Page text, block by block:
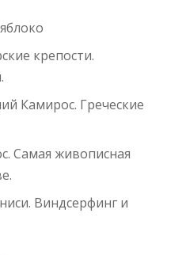
крепости.
Камирос. Греческие
Самая живописная
Виндсерфинг и